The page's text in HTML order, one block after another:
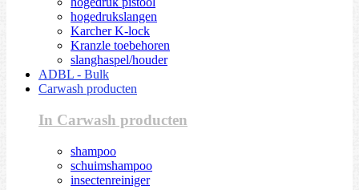
hogedrukslangen
Karcher K-lock
Kranzle toebehoren
slanghaspel/houder
ADBL - Bulk
Carwash producten
In Carwash producten
shampoo
schuimshampoo
insectenreiniger